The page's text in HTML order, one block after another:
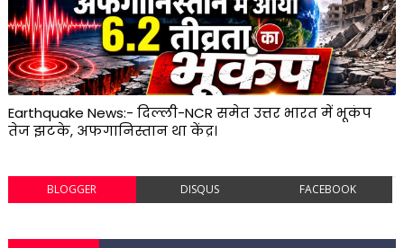
Earthquake News:- दिल्ली-NCR समेत उत्तर भारत में भूकंप
तेज झटके, अफगानिस्तान था केंद्र।
BLOGGER DISQUS FACEBOOK